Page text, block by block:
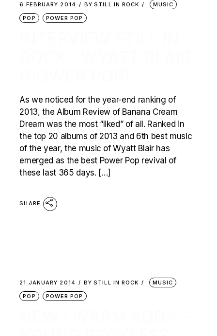
6 FEBRUARY 2014 BY STILL IN ROCK
MUSIC
POP
POWER POP
As we noticed for the year-end ranking of
2013, the Album Review of Banana Cream
Dream was the most “liked” of all. Ranked in
the top 20 albums of 2013 and 6th best music
of the year, the music of Wyatt Blair has
emerged as the best Power Pop revival of
these last 365 days. […]
SHARE
21 JANUARY 2014 BY STILL IN ROCK
MUSIC
POP
POWER POP